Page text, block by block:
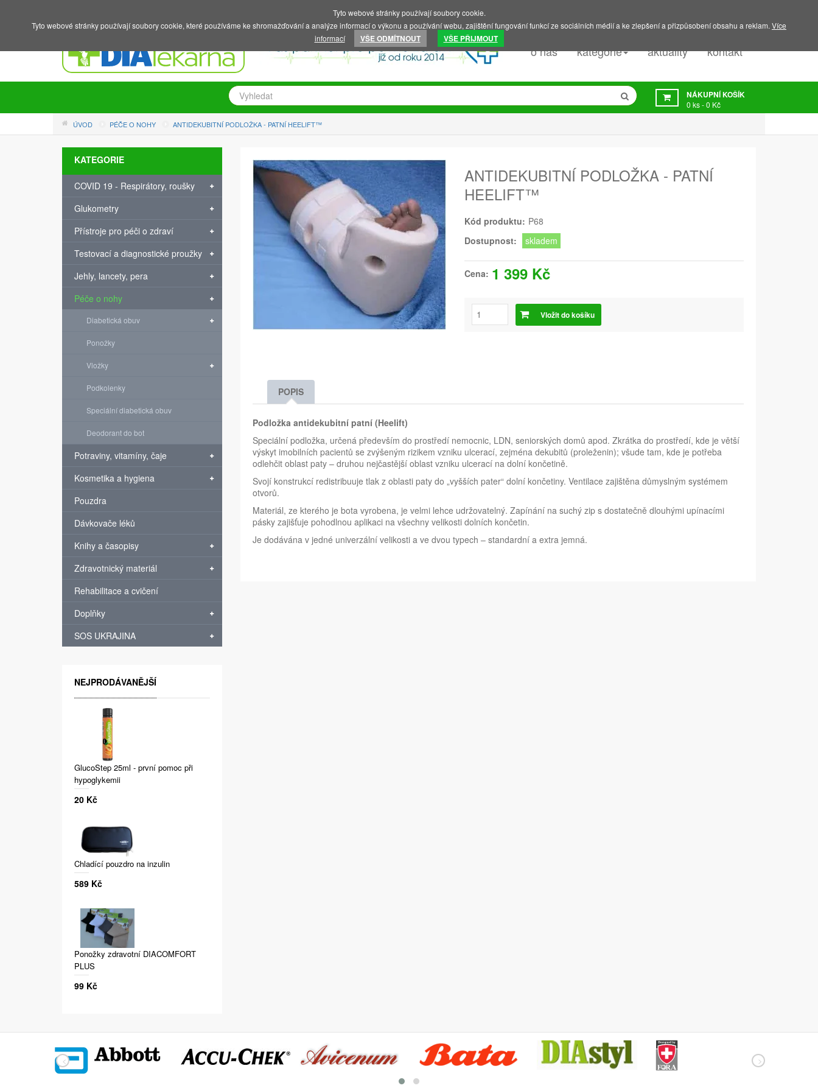
o nás kategorie aktuality kontakt
NÁKUPNÍ KOŠÍK
0 ks -0 Kč
ÚVOD PÉČE O NOHY ANTIDEKUBITNÍ PODLOŽKA - PATNÍ HEELIFT™
ANTIDEKUBITNÍ PODLOŽKA - PATNÍ
HEELIFT™
Kód produktu: P68
Dostupnost:
skladem
Cena: 1 399 Kč
Vložit do košíku
POPIS
Podložka antidekubitní patní (Heelift)
Speciální podložka, určená především do prostředí nemocnic, LDN, seniorských domů apod. Zkrátka do prostředí, kde je větší
výskyt imobilních pacientů se zvýšeným rizikem vzniku ulcerací, zejména dekubitů (proleženin); všude tam, kde je potřeba
odlehčit oblast paty – druhou nejčastější oblast vzniku ulcerací na dolní končetině.
Svojí konstrukcí redistribuuje tlak z oblasti paty do „vyšších pater“ dolní končetiny. Ventilace zajištěna důmyslným systémem
otvorů.
Materiál, ze kterého je bota vyrobena, je velmi lehce udržovatelný. Zapínání na suchý zip s dostatečně dlouhými upínacími
pásky zajišťuje pohodlnou aplikaci na všechny velikosti dolních končetin.
Je dodávána v jedné univerzální velikosti a ve dvou typech – standardní a extra jemná.
KATEGORIE
COVID 19 - Respirátory, roušky
Glukometry
Přístroje pro péči o zdraví
Testovací a diagnostické proužky
Jehly, lancety, pera
Péče o nohy
Diabetická obuv
Ponožky
Vložky
Podkolenky
Speciální diabetická obuv
Deodorant do bot
Potraviny, vitamíny, čaje
Kosmetika a hygiena
Pouzdra
Dávkovače léků
Knihy a časopisy
Zdravotnický materiál
Rehabilitace a cvičení
Doplňky
SOS UKRAJINA
NEJPRODÁVANĚJŠÍ
GlucoStep 25ml - první pomoc při
hypoglykemii
20 Kč
Chladící pouzdro na inzulin
589 Kč
Ponožky zdravotní DIACOMFORT
PLUS
99 Kč
Tyto webové stránky používají soubory cookie.
Tyto webové stránky používají soubory cookie, které používáme ke shromažďování a analýze informací o výkonu a používání webu, zajištění fungování funkcí ze sociálních médií a ke zlepšení a přizpůsobení obsahu a reklam. Více
informací
VŠE ODMÍTNOUT VŠE PŘIJMOUT